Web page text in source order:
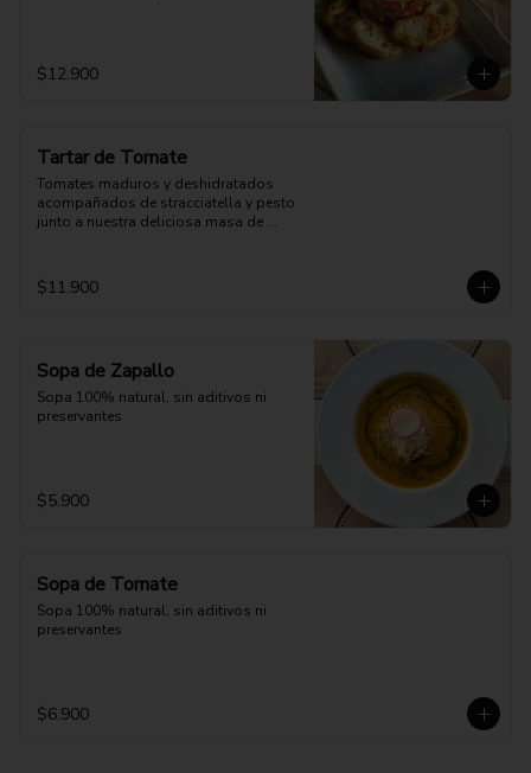
$12.900
Tartar de Tomate
Tomates maduros y deshidratados
acompañados de stracciatella y pesto
junto a nuestra deliciosa masa de
$11.900
Sopa de Zapallo
Sopa 100% natural, sin aditivos ni
preservantes
$5.900
Sopa de Tomate
Sopa 100% natural, sin aditivos ni
preservantes
$6.900